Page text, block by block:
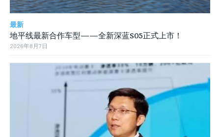
最新
地平线最新合作车型——全新深蓝S05正式上市！
2026年8月7日